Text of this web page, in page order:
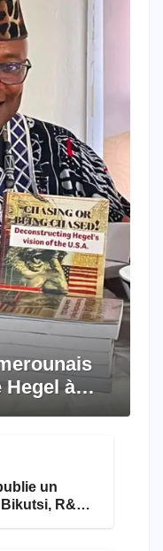
Hegel à
un
R&B